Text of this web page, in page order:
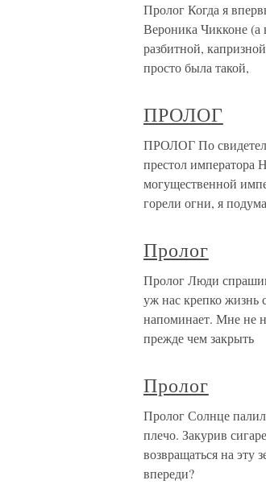
Пролог Когда я
Вероника Чикконе (а
разбитной,
просто была такой,
ПРОЛОГ
ПРОЛОГ По
престол императора
могущественной
горели огни, я
Пролог
Пролог Люди
уж нас крепко жизнь
напоминает. Мне не
прежде чем закрыть
Пролог
Пролог Солнце
плечо. Закурив
возвращаться на эту
впереди?